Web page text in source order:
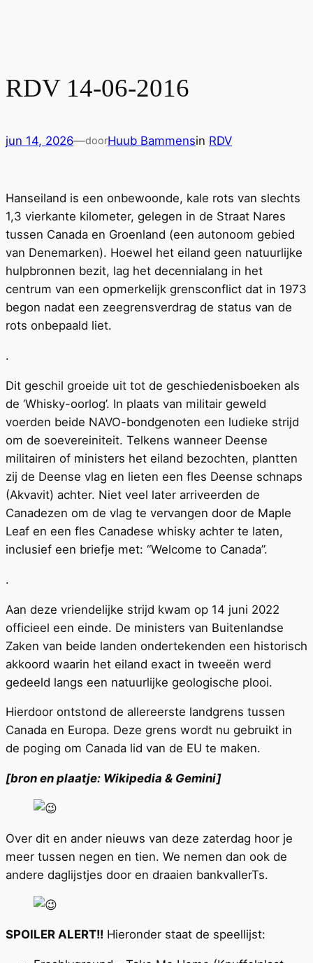
RDV 14-06-2016
jun 14, 2026—doorHuub Bammensin RDV
Hanseiland is een onbewoonde, kale rots van slechts
1,3 vierkante kilometer, gelegen in de Straat Nares
tussen Canada en Groenland (een autonoom gebied
van Denemarken). Hoewel het eiland geen natuurlijke
hulpbronnen bezit, lag het decennialang in het
centrum van een opmerkelijk grensconflict dat in 1973
begon nadat een zeegrensverdrag de status van de
rots onbepaald liet.
.
Dit geschil groeide uit tot de geschiedenisboeken als
de ‘Whisky-oorlog’. In plaats van militair geweld
voerden beide NAVO-bondgenoten een ludieke strijd
om de soevereiniteit. Telkens wanneer Deense
militairen of ministers het eiland bezochten, plantten
zij de Deense vlag en lieten een fles Deense schnaps
(Akvavit) achter. Niet veel later arriveerden de
Canadezen om de vlag te vervangen door de Maple
Leaf en een fles Canadese whisky achter te laten,
inclusief een briefje met: “Welcome to Canada”.
.
Aan deze vriendelijke strijd kwam op 14 juni 2022
officieel een einde. De ministers van Buitenlandse
Zaken van beide landen ondertekenden een historisch
akkoord waarin het eiland exact in tweeën werd
gedeeld langs een natuurlijke geologische plooi.
Hierdoor ontstond de allereerste landgrens tussen
Canada en Europa. Deze grens wordt nu gebruikt in
de poging om Canada lid van de EU te maken.
[bron en plaatje: Wikipedia & Gemini]
Over dit en ander nieuws van deze zaterdag hoor je
meer tussen negen en tien. We nemen dan ook de
andere daglijstjes door en draaien bankvallerTs.
SPOILER ALERT!! Hieronder staat de speellijst: